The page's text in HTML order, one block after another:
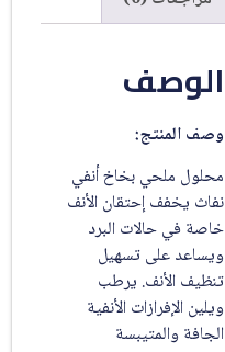
الوصف
وصف المنتج:
محلول ملحي بخاخ أنفي
نفاث يخفف إحتقان الأنف
خاصة في حالات البرد
ويساعد على تسهيل
تنظيف الأنف. يرطب
ويلين الإفرازات الأنفية
الجافة والمتيبسة